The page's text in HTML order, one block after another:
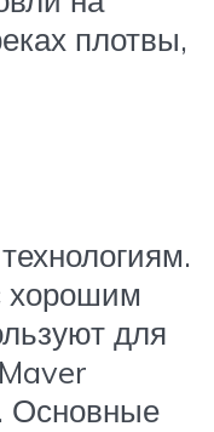
плотвы,
хорошим
для
Основные